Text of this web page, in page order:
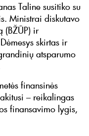
Taline susitiko su
Ministrai diskutavo
(BŽŪP) ir
skirtas ir
atsparumo
finansinės
– reikalingas
finansavimo lygis,